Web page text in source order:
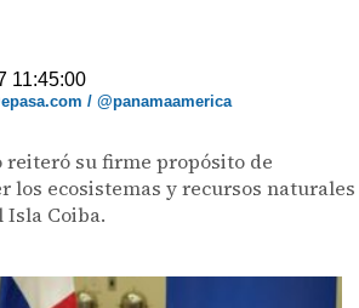
11:45:00
/ @panamaamerica
reiteró su firme propósito de
los ecosistemas y recursos naturales
Isla Coiba.